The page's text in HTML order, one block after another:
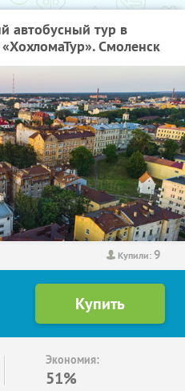
автобусный тур в
Смоленск
Купили:9
Экономия:
51%